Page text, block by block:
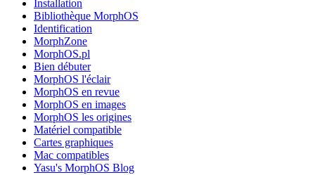
Installation
Bibliothèque MorphOS
Identification
MorphZone
MorphOS.pl
Bien débuter
MorphOS l'éclair
MorphOS en revue
MorphOS en images
MorphOS les origines
Matériel compatible
Cartes graphiques
Mac compatibles
Yasu's MorphOS Blog